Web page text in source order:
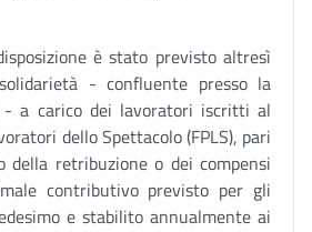
è stato previsto altresì
- confluente presso la
- a carico dei lavoratori iscritti al
dello Spettacolo (FPLS), pari
retribuzione o dei compensi
contributivo previsto per gli
e stabilito annualmente ai